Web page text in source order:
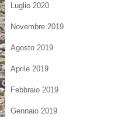
Luglio 2020
Novembre 2019
Agosto 2019
Aprile 2019
Febbraio 2019
Gennaio 2019